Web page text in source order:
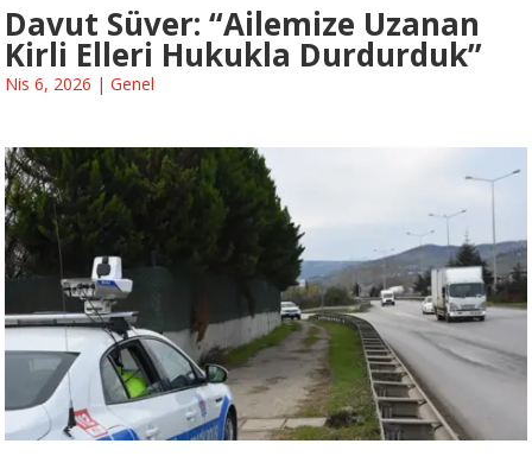
Davut Süver: “Ailemize Uzanan
Kirli Elleri Hukukla Durdurduk”
Nis 6, 2026 | Genel